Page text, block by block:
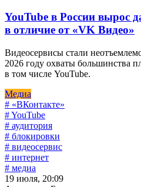
YouTube в России вырос
в отличие от «VK Видео»
Видеосервисы стали
2026 году охваты большинства
в том числе YouTube.
Медиа
# «ВКонтакте»
# YouTube
# аудитория
# блокировки
# видеосервис
# интернет
# медиа
19 июля, 20:09